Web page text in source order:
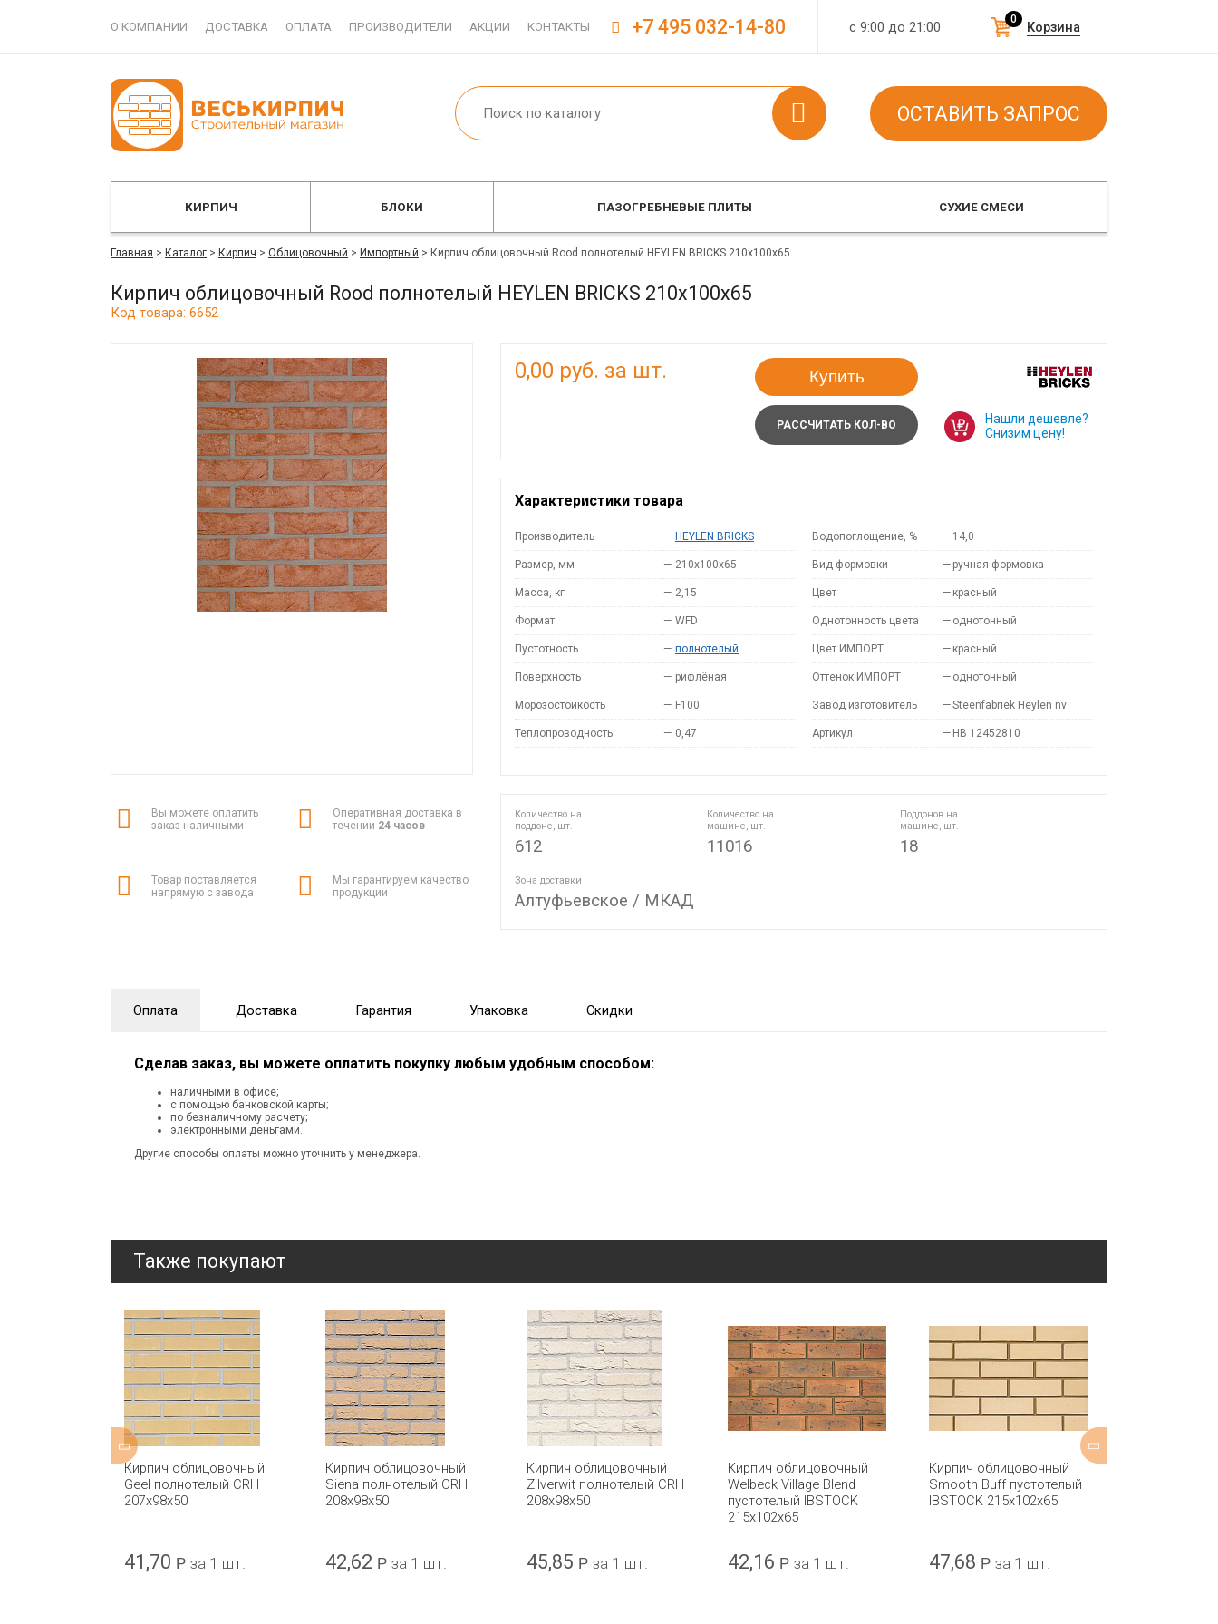
О КОМПАНИИ ДОСТАВКА ОПЛАТА ПРОИЗВОДИТЕЛИ АКЦИИ КОНТАКТЫ с 9:00 до 21:00 Корзина
0
+7 495 032-14-80
ОСТАВИТЬ ЗАПРОС
КИРПИЧ БЛОКИ ПАЗОГРЕБНЕВЫЕ ПЛИТЫ СУХИЕ СМЕСИ
Главная > Каталог > Кирпич > Облицовочный > Импортный > Кирпич облицовочный Rood полнотелый HEYLEN BRICKS 210x100x65
Кирпич облицовочный Rood полнотелый HEYLEN BRICKS 210x100x65
Код товара: 6652
Вы можете оплатить
заказ наличными
Оперативная доставка в
течении 24 часов
Товар поставляется
напрямую с завода
Мы гарантируем качество
продукции
0,00 руб. за шт. Купить
РАССЧИТАТЬ КОЛ-ВО
Нашли дешевле?
Снизим цену!
Характеристики товара
Производитель — HEYLEN BRICKS
Размер, мм — 210x100x65
Масса, кг — 2,15
Формат — WFD
Пустотность — полнотелый
Поверхность — рифлёная
Морозостойкость — F100
Теплопроводность — 0,47
Водопоглощение, % — 14,0
Вид формовки — ручная формовка
Цвет — красный
Однотонность цвета — однотонный
Цвет ИМПОРТ — красный
Оттенок ИМПОРТ — однотонный
Завод изготовитель —Steenfabriek Heylen nv
Артикул — HB 12452810
Количество на
поддоне, шт.
612
Количество на
машине, шт.
11016
Поддонов на
машине, шт.
18
Зона доставки
Алтуфьевское / МКАД
Оплата Доставка Гарантия Упаковка Скидки
Сделав заказ, вы можете оплатить покупку любым удобным способом:
наличными в офисе;
с помощью банковской карты;
по безналичному расчету;
электронными деньгами.
Другие способы оплаты можно уточнить у менеджера.
Также покупают
Кирпич облицовочный
Geel полнотелый CRH
207x98x50
41,70 Р за 1 шт.
Кирпич облицовочный
Siena полнотелый CRH
208x98x50
42,62 Р за 1 шт.
Кирпич облицовочный
Zilverwit полнотелый CRH
208x98x50
45,85 Р за 1 шт.
Кирпич облицовочный
Welbeck Village Blend
пустотелый IBSTOCK
215x102x65
42,16 Р за 1 шт.
Кирпич облицовочный
Smooth Buff пустотелый
IBSTOCK 215x102x65
47,68 Р за 1 шт.